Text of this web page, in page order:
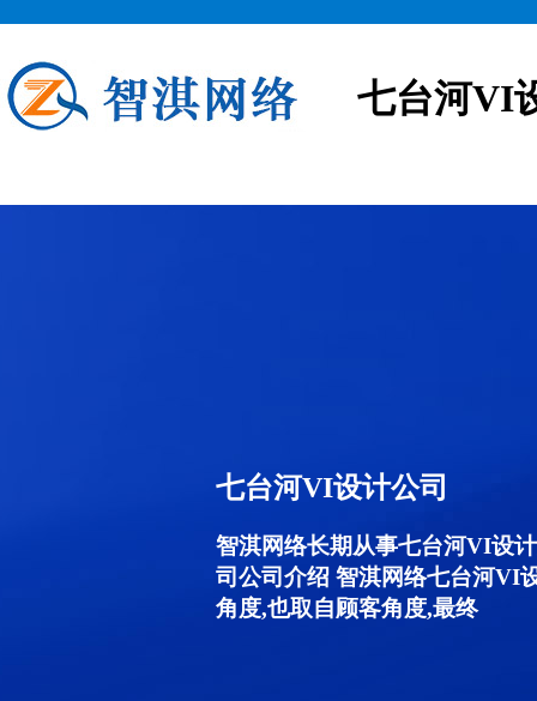
七台河VI
七台河VI设计公司
智淇网络长期从事七台河VI设
司公司介绍 智淇网络七台河VI
角度,也取自顾客角度,最终